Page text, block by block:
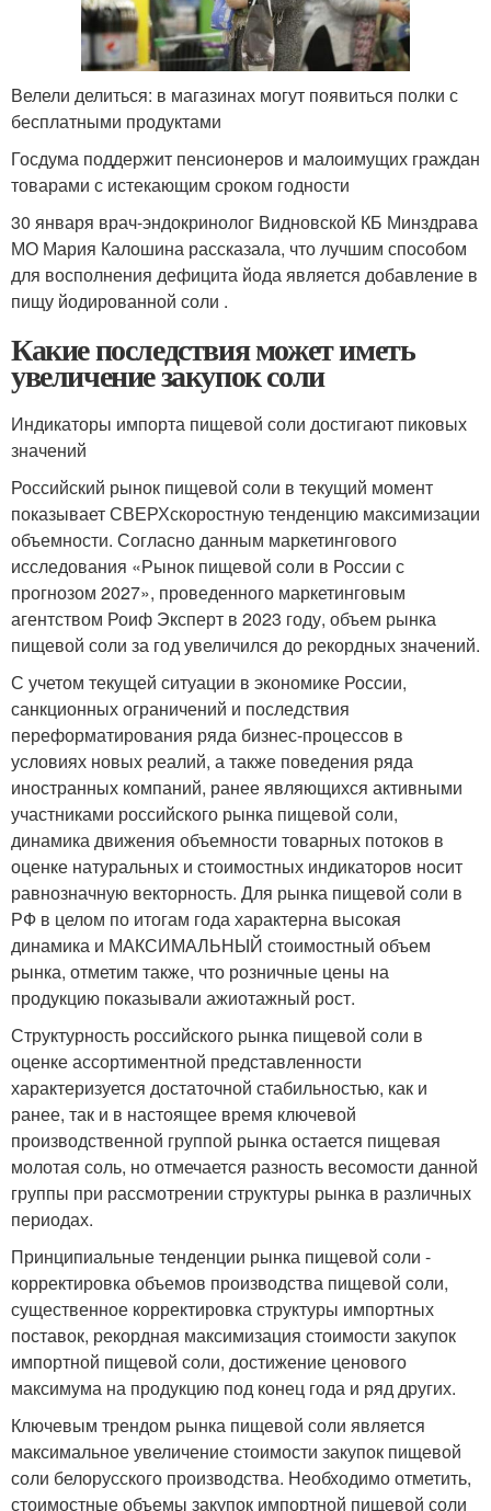
Велели делиться: в магазинах могут появиться полки с
бесплатными продуктами
Госдума поддержит пенсионеров и малоимущих граждан
товарами с истекающим сроком годности
30 января врач-эндокринолог Видновской КБ Минздрава
МО Мария Калошина рассказала, что лучшим способом
для восполнения дефицита йода является добавление в
пищу йодированной соли .
Какие последствия может иметь
увеличение закупок соли
Индикаторы импорта пищевой соли достигают пиковых
значений
Российский рынок пищевой соли в текущий момент
показывает СВЕРХскоростную тенденцию максимизации
объемности. Согласно данным маркетингового
исследования «Рынок пищевой соли в России с
прогнозом 2027», проведенного маркетинговым
агентством Роиф Эксперт в 2023 году, объем рынка
пищевой соли за год увеличился до рекордных значений.
С учетом текущей ситуации в экономике России,
санкционных ограничений и последствия
переформатирования ряда бизнес-процессов в
условиях новых реалий, а также поведения ряда
иностранных компаний, ранее являющихся активными
участниками российского рынка пищевой соли,
динамика движения объемности товарных потоков в
оценке натуральных и стоимостных индикаторов носит
равнозначную векторность. Для рынка пищевой соли в
РФ в целом по итогам года характерна высокая
динамика и МАКСИМАЛЬНЫЙ стоимостный объем
рынка, отметим также, что розничные цены на
продукцию показывали ажиотажный рост.
Структурность российского рынка пищевой соли в
оценке ассортиментной представленности
характеризуется достаточной стабильностью, как и
ранее, так и в настоящее время ключевой
производственной группой рынка остается пищевая
молотая соль, но отмечается разность весомости данной
группы при рассмотрении структуры рынка в различных
периодах.
Принципиальные тенденции рынка пищевой соли -
корректировка объемов производства пищевой соли,
существенное корректировка структуры импортных
поставок, рекордная максимизация стоимости закупок
импортной пищевой соли, достижение ценового
максимума на продукцию под конец года и ряд других.
Ключевым трендом рынка пищевой соли является
максимальное увеличение стоимости закупок пищевой
соли белорусского производства. Необходимо отметить,
стоимостные объемы закупок импортной пищевой соли